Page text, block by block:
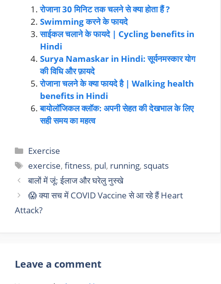
रोजाना 30 मिनिट तक चलने से क्या होता हैं ?
Swimming करने के फायदे
साईकल चलाने के फायदे | Cycling benefits in
Hindi
Surya Namaskar in Hindi: सूर्यनमस्कार योग
की विधि और फ़ायदे
रोजाना चलने के क्या फायदे है | Walking health
benefits in Hindi
बायोलॉजिकल क्लॉक: अपनी सेहत की देखभाल के लिए
सही समय का महत्व
Exercise
exercise,fitness, pul, running, squats
बालों में जूं: ईलाज और घरेलु नुस्खे
😱 क्या सच में COVID Vaccine से आ रहे हैं Heart
Attack?
Leave a comment